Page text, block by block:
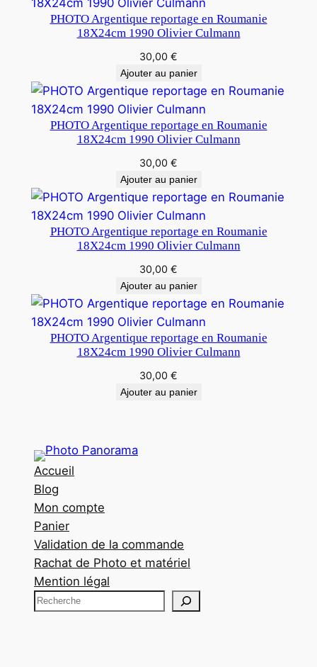
PHOTO Argentique reportage en Roumanie
18X24cm 1990 Olivier Culmann
30,00 €
Ajouter au panier
PHOTO Argentique reportage en Roumanie
18X24cm 1990 Olivier Culmann
30,00 €
Ajouter au panier
PHOTO Argentique reportage en Roumanie
18X24cm 1990 Olivier Culmann
30,00 €
Ajouter au panier
PHOTO Argentique reportage en Roumanie
18X24cm 1990 Olivier Culmann
30,00 €
Ajouter au panier
Accueil
Blog
Mon compte
Panier
Validation de la commande
Rachat de Photo et matériel
Mention légal
R